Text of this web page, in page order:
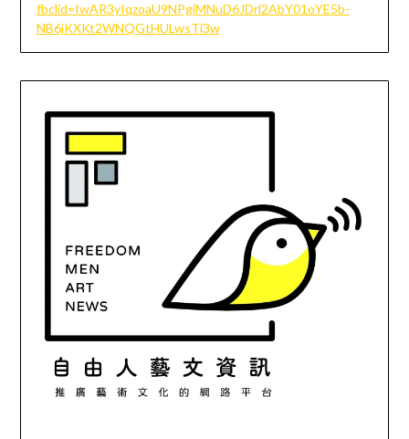
fbclid=IwAR3yIqzoaU9NPgiMNuD6JDrl2AbY01oYE5b-
NB6jKXKt2WNQGtHULwsTi3w